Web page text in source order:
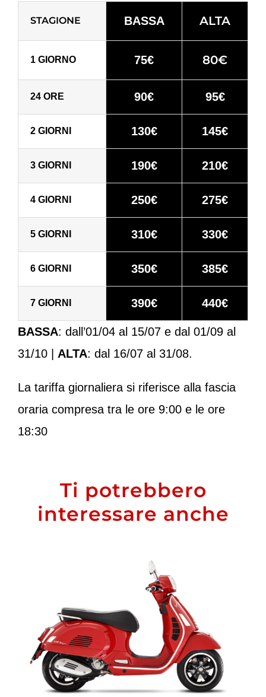
STAGIONE BASSA ALTA
1 GIORNO 75€ 80€
24 ORE 90€ 95€
2 GIORNI 130€ 145€
3 GIORNI 190€ 210€
4 GIORNI 250€ 275€
5 GIORNI 310€ 330€
6 GIORNI 350€ 385€
7 GIORNI 390€ 440€
BASSA: dall’01/04 al 15/07 e dal 01/09 al
31/10 | ALTA: dal 16/07 al 31/08.
La tariffa giornaliera si riferisce alla fascia
oraria compresa tra le ore 9:00 e le ore
18:30
Ti potrebbero
interessare anche